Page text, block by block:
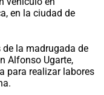
en la ciudad de
la madrugada de
Alfonso Ugarte,
para realizar labores